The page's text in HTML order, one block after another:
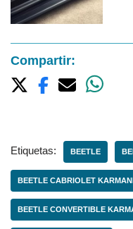
Compartir:
Etiquetas: BEETLE
BEETLE CABRIOLET
BEETLE CONVERTIBLE